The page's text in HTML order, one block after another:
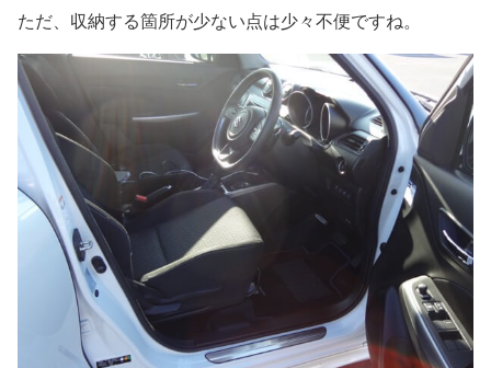
ただ、収納する箇所が少ない点は少々不便ですね。